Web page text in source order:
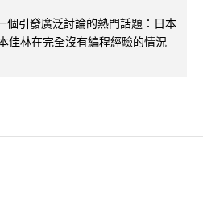
個引發廣泛討論的熱門話題：日本
佳林在完全沒有編程經驗的情況